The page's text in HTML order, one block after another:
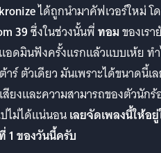
ได้ถูกนำมาคัฟเวอร์ใหม่ โ
39ซึ่งในช่วงนั้นพี่ทอมของเรา
อดมินฟังครั้งแรกแล้วแบบเห้ย ท
ร์ ตัวเดียว มันเพราะได้ขนาดนี้เ
ยงและความสามารถของตัวนักร้
ไม่ได้แน่นอนเลยจัดเพลงนี้ให้อ
1 ของวันนี้ครับ